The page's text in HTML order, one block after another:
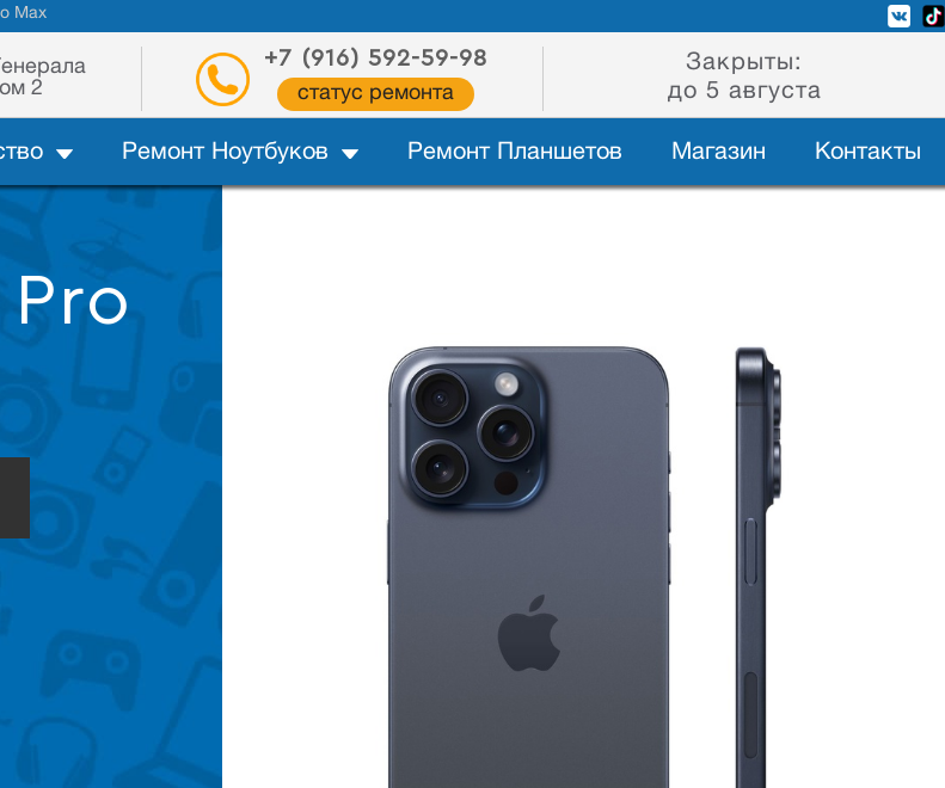
Max
2
+7 (916) 592-59-98
статус ремонта
Закрыты:
до 5 августа
Ремонт Ноутбуков Ремонт Планшетов Магазин Контакты